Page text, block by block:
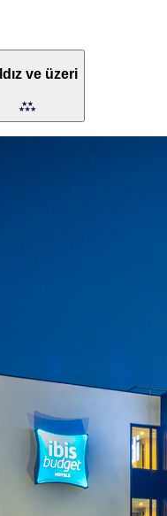
ve üzeri